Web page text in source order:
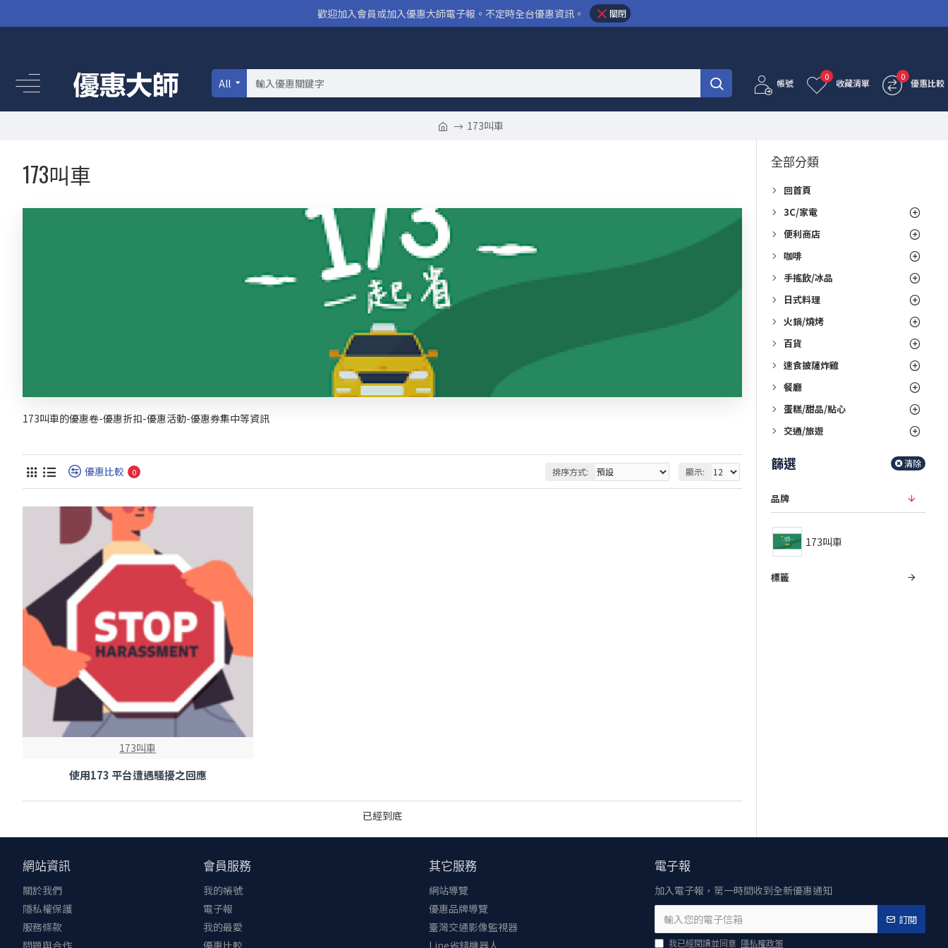
歡迎加入會員或加入優惠大師電子報。不定時全台優惠資訊。 關閉
All 帳號 收藏清單
0
優惠比較
0
173叫車
173叫車
173叫車的優惠卷-優惠折扣-優惠活動-優惠券集中等資訊
優惠比較 0 排序方式: 顯示:
173叫車
使用173 平台遭遇騷擾之回應
已經到底
全部分類
回首頁
3C/家電
便利商店
咖啡
手搖飲/冰品
日式料理
火鍋/燒烤
百貨
速食披薩炸雞
餐廳
蛋糕/甜品/點心
交通/旅遊
篩選 清除
品牌
173叫車
標籤
網站資訊
關於我們
隱私權保護
服務條款
會員服務
我的帳號
電子報
我的最愛
其它服務
網站導覽
優惠品牌導覽
臺灣交通影像監視器
電子報
加入電子報，第一時間收到全新優惠通知
訂閱
我已經閱讀並同意 隱私權政策